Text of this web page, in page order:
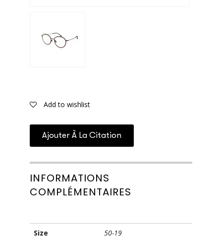
Add to wishlist
Ajouter À La Citation
INFORMATIONS
COMPLÉMENTAIRES
Size 50-19